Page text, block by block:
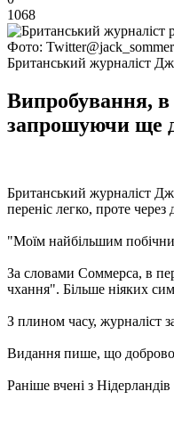
1068
Фото:
Британський журналіст
Випробування,
запрошуючи ще
Британський журналіст
переніс легко, проте
"Моїм найбільшим
За словами Соммерса, в
чхання". Більше ніяких
З плином часу, журналіст
Видання пише, що
Раніше вчені з